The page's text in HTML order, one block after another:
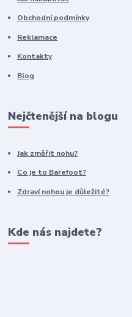
Obchodní podmínky
Reklamace
Kontakty
Blog
Nejčtenější na blogu
Jak změřit nohu?
Co je to Barefoot?
Zdraví nohou je důležité?
Kde nás najdete?